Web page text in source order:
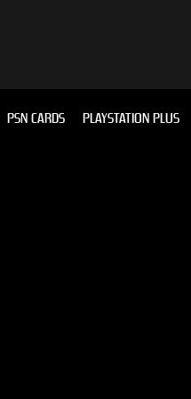
PSN CARDS PLAYSTATION PLUS